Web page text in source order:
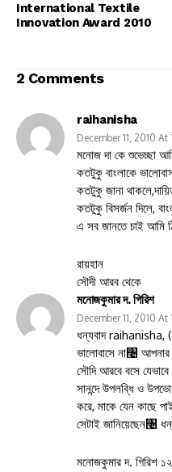
International Textile
Innovation Award 2010
2 Comments
raihanisha
December 11, 2010 At
মনোজ দা কে শুভেচ্ছা
কতটুকু বাংলাকে
কতটুকু জানা
কতটুকু বিসর্জন দিলে,
এ সব জানতে চাই আমি
রায়হান
সৌদী আরব থেকে
মনোজকুমার দ. গিরিশ
December 11, 2010 At
ধন্যবাদ raihanisha,
ভালোবাসে না৤
সৌদি আরবে বসে
সানন্দে উপলব্ধি ও
করে, মাকে যেন কাছে
সেটাই ‎জানিয়েছেন৤
মনোজকুমার দ. গিরিশ